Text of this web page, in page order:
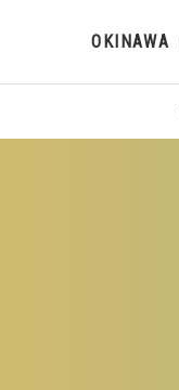
OKINAWA